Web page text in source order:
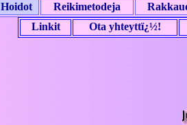
Hoidot Reikimetodeja
Linkit
Ota yhteyttï¿½!